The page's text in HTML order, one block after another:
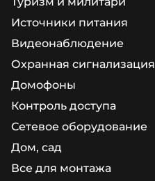
Источники питания
Видеонаблюдение
Охранная сигнализация
Домофоны
Контроль доступа
Сетевое оборудование
Дом, сад
Все для монтажа